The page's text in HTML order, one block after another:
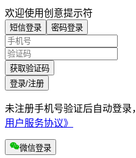
欢迎使用创意提示符
短信登录 密码登录
获取验证码
登录/注册
未注册手机号验证后自动登录
用户服务协议》
微信登录